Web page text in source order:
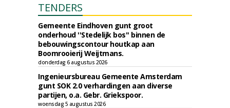
TENDERS
Gemeente Eindhoven gunt groot
onderhoud ''Stedelijk bos'' binnen de
bebouwingscontour houtkap aan
Boomrooierij Weijtmans.
donderdag 6 augustus 2026
Ingenieursbureau Gemeente Amsterdam
gunt SOK 2.0 verhardingen aan diverse
partijen, o.a. Gebr. Griekspoor.
woensdag 5 augustus 2026